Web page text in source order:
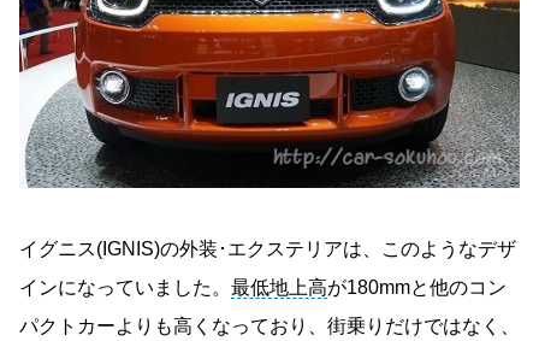
イグニス(IGNIS)の外装･エクステリアは、このようなデザ
インになっていました。 最低地上高が180mmと他のコン
パクトカーよりも高くなっており、街乗りだけではなく、